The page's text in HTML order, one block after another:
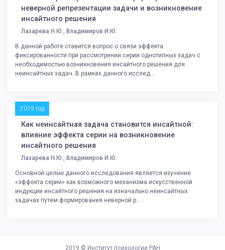
неверной репрезентации задачи и возникновение
инсайтного решения
Лазарева Н.Ю., Владимиров И.Ю.
В данной работе ставится вопрос о связи эффекта
фиксированности при рассмотрении серии однотипных задач с
необходимостью возникновения инсайтного решения для
неинсайтных задач. В рамках данного исслед...
2019 год
Как неинсайтная задача становится инсайтной:
влияние эффекта серии на возникновение
инсайтного решения
Лазарева Н.Ю., Владимиров И.Ю.
Основной целью данного исследования является изучение
«эффекта серии» как возможного механизма искусственной
индукции инсайтного решения на изначально неинсайтных
задачах путем формирования неверной р...
2019 © Институт психологии РАН